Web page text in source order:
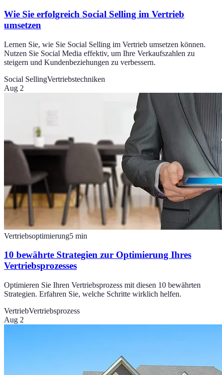
Wie Sie erfolgreich Social Selling im Vertrieb
umsetzen
Lernen Sie, wie Sie Social Selling im Vertrieb umsetzen können.
Nutzen Sie Social Media effektiv, um Ihre Verkaufszahlen zu
steigern und Kundenbeziehungen zu verbessern.
Social SellingVertriebstechniken
Aug 2
Vertriebsoptimierung5 min
10 bewährte Strategien zur Optimierung Ihres
Vertriebsprozesses
Optimieren Sie Ihren Vertriebsprozess mit diesen 10 bewährten
Strategien. Erfahren Sie, welche Schritte wirklich helfen.
VertriebVertriebsprozess
Aug 2